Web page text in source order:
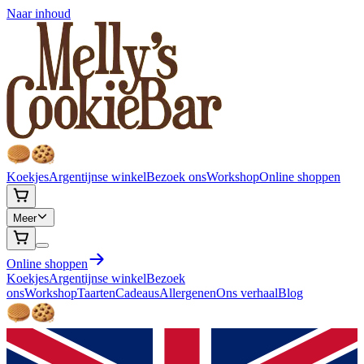
Naar inhoud
KoekjesArgentijnse winkelBezoek onsWorkshopOnline shoppen
Meer
Online shoppen
KoekjesArgentijnse winkelBezoek
onsWorkshopTaartenCadeausAllergenenOns verhaalBlog